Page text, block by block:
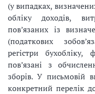
(у випадках,
обліку доходів,
пов’язаних із
(податкових
регістри бухобліку,
пов’язані з
зборів. У письмовій
конкретний перелік